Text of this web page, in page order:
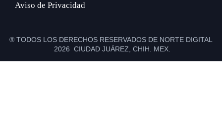
Aviso de Privacidad
® TODOS LOS DERECHOS RESERVADOS DE NORTE DIGITAL
2026 CIUDAD JUÁREZ, CHIH. MEX.